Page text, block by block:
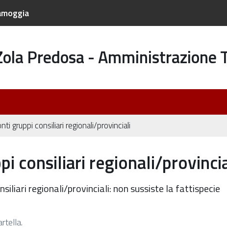
Predosa - Amministrazione
gruppi consiliari regionali/provinciali
consiliari regionali/
regionali/provinciali: non sussiste la fattispecie